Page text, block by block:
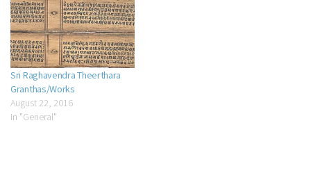
Sri Raghavendra Theerthara
Granthas/Works
August 22, 2016
In "General"